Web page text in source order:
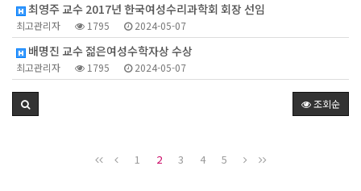
최영주 교수 2017년 한국여성수리과학회 회장 선임
최고관리자 1795 2024-05-07
배명진 교수 젊은여성수학자상 수상
최고관리자 1795 2024-05-07
조회순
1 2 3 4 5